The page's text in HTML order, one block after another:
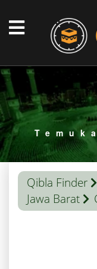
Qibla Finder
Jawa Barat